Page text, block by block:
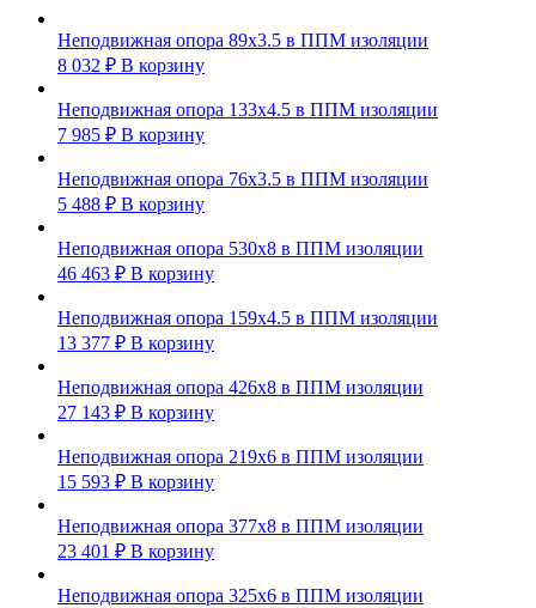
Неподвижная опора 89х3.5 в ППМ изоляции
8 032 ₽ В корзину
Неподвижная опора 133х4.5 в ППМ изоляции
7 985 ₽ В корзину
Неподвижная опора 76х3.5 в ППМ изоляции
5 488 ₽ В корзину
Неподвижная опора 530х8 в ППМ изоляции
46 463 ₽ В корзину
Неподвижная опора 159х4.5 в ППМ изоляции
13 377 ₽ В корзину
Неподвижная опора 426х8 в ППМ изоляции
27 143 ₽ В корзину
Неподвижная опора 219х6 в ППМ изоляции
15 593 ₽ В корзину
Неподвижная опора 377х8 в ППМ изоляции
23 401 ₽ В корзину
Неподвижная опора 325х6 в ППМ изоляции